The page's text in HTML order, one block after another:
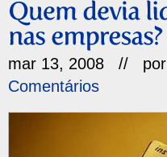
mar 13, 2008 // por
Comentários